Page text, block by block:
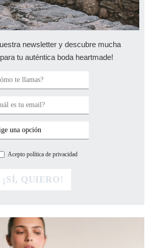
newsletter y descubre mucha
tu auténtica boda heartmade!
Acepto política de privacidad